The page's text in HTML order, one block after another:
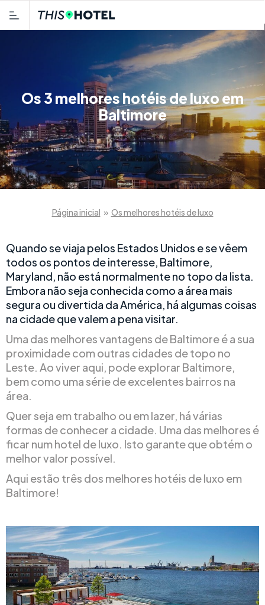
Os 3 melhores hotéis de luxo em
Baltimore
Página inicial » Os melhores hotéis de luxo
Quando se viaja pelos Estados Unidos e se vêem
todos os pontos de interesse, Baltimore,
Maryland, não está normalmente no topo da lista.
Embora não seja conhecida como a área mais
segura ou divertida da América, há algumas coisas
na cidade que valem a pena visitar.
Uma das melhores vantagens de Baltimore é a sua
proximidade com outras cidades de topo no
Leste. Ao viver aqui, pode explorar Baltimore,
bem como uma série de excelentes bairros na
área.
Quer seja em trabalho ou em lazer, há várias
formas de conhecer a cidade. Uma das melhores é
ficar num hotel de luxo. Isto garante que obtém o
melhor valor possível.
Aqui estão três dos melhores hotéis de luxo em
Baltimore!